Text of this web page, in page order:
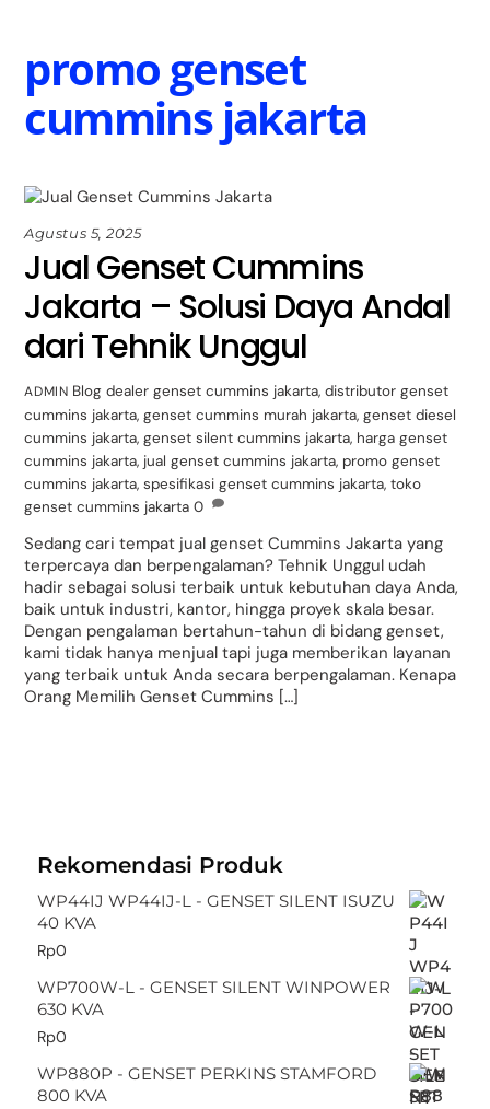
promo genset
cummins jakarta
Agustus 5, 2025
Jual Genset Cummins
Jakarta – Solusi Daya Andal
dari Tehnik Unggul
ADMIN Blog dealer genset cummins jakarta,distributor genset
cummins jakarta,genset cummins murah jakarta,genset diesel
cummins jakarta,genset silent cummins jakarta, harga genset
cummins jakarta, jual genset cummins jakarta, promo genset
cummins jakarta,spesifikasi genset cummins jakarta,toko
genset cummins jakarta 0
Sedang cari tempat jual genset Cummins Jakarta yang
terpercaya dan berpengalaman? Tehnik Unggul udah
hadir sebagai solusi terbaik untuk kebutuhan daya Anda,
baik untuk industri, kantor, hingga proyek skala besar.
Dengan pengalaman bertahun-tahun di bidang genset,
kami tidak hanya menjual tapi juga memberikan layanan
yang terbaik untuk Anda secara berpengalaman. Kenapa
Orang Memilih Genset Cummins […]
Rekomendasi Produk
WP44IJ WP44IJ-L - GENSET SILENT ISUZU
40 KVA
Rp0
WP700W-L - GENSET SILENT WINPOWER
630 KVA
Rp0
WP880P - GENSET PERKINS STAMFORD
800 KVA
Top